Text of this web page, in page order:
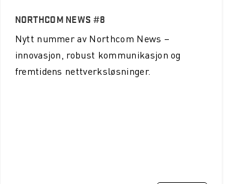
NORTHCOM NEWS #8
Nytt nummer av Northcom News –
innovasjon, robust kommunikasjon og
fremtidens nettverksløsninger.